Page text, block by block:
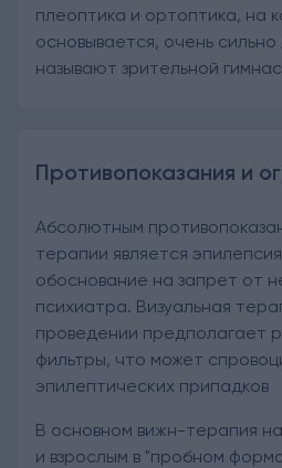
плеоптика и ортоптика, на
основывается, очень
называют зрительной
Противопоказания и
Абсолютным
терапии является
обоснование на запрет от
психиатра. Визуальная
проведении предполагает
фильтры, что может
эпилептических припадков
В основном вижн-терапия
и взрослым в "пробном